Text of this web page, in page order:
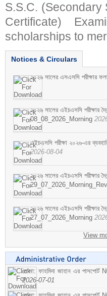
S.S.C.
Certificate)
scholarships to
Notices & Circulars
২০২৬ সালের এসএসসি পরীক্ষার
২০২৬ সালের এইচএসসি পরীক্ষার
08_08_2026_Morning
এইচএসসি পরীক্ষা ২০২৬-এর
2026-08-04
২০২৬ সালের এইচএসসি পরীক্ষার
২০২৬ সালের এইচএসসি পরীক্ষার
27_07_2026_Morning
View
মোসা: ফাহমিদা জাহান এর পাসপোর্ট
2026-07-01